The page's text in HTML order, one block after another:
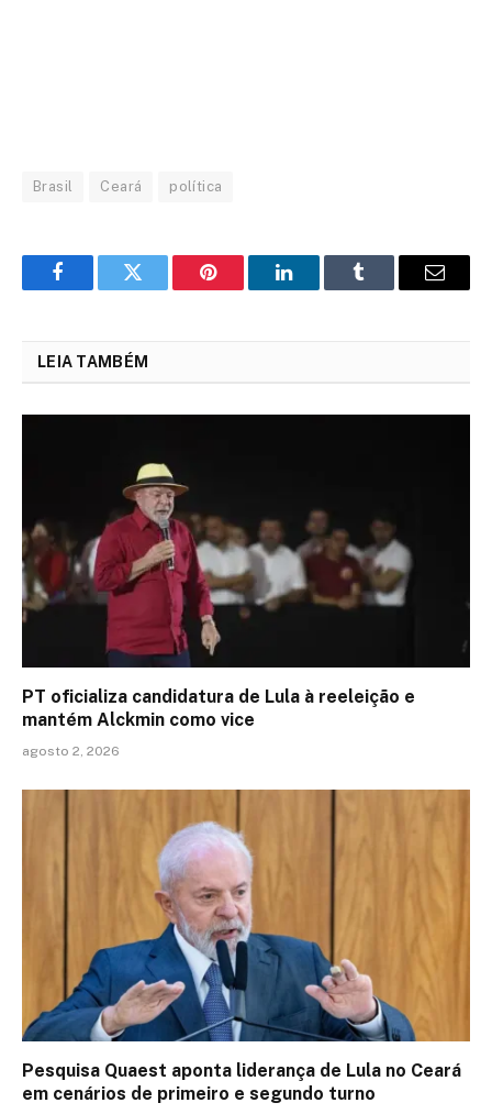
Brasil Ceará política
FacebookTwitter Pinterest LinkedInTumblr Email
LEIA TAMBÉM
PT oficializa candidatura de Lula à reeleição e
mantém Alckmin como vice
agosto 2, 2026
Pesquisa Quaest aponta liderança de Lula no Ceará
em cenários de primeiro e segundo turno